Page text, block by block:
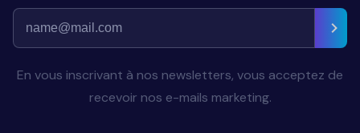
En vous inscrivant à nos newsletters, vous acceptez de
recevoir nos e-mails marketing.